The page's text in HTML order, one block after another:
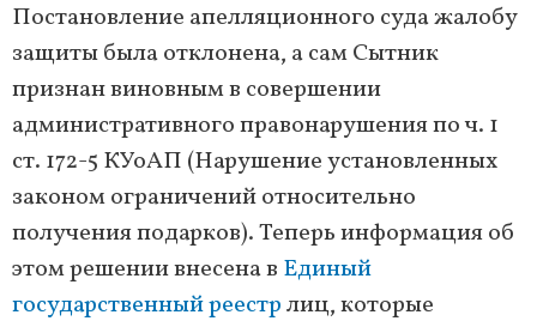
Постановление апелляционного суда жалобу
защиты была отклонена, а сам Сытник
признан виновным в совершении
административного правонарушения по ч. 1
ст. 172-5 КУоАП (Нарушение установленных
законом ограничений относительно
получения подарков). Теперь информация об
этом решении внесена в Единый
государственный реестрлиц, которые